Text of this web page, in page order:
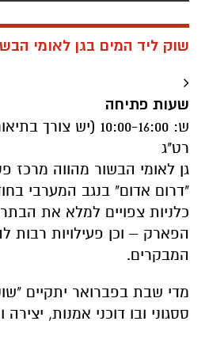
שוק ליד המים בגן לאומי
שעות פתיחה
ש: 10:00-16:00 (יש
רט"ג
גן לאומי הבשור מהווה מרכז
"דרום אדום" בנגב המערבי
כלניות צפויים למלא את
הפארק – וכן פעילויות רבות
המבקרים.
מדי שבת בפברואר יתקיים
ססגוני ובו דוכני אמנות,